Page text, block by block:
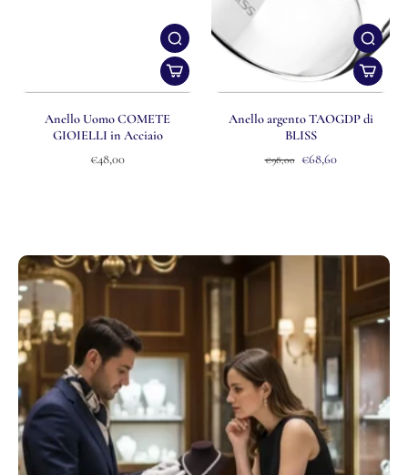
Anello Uomo COMETE
GIOIELLI in Acciaio
€48,00
Anello argento TAOGDP di
BLISS
€98,00 €68,60